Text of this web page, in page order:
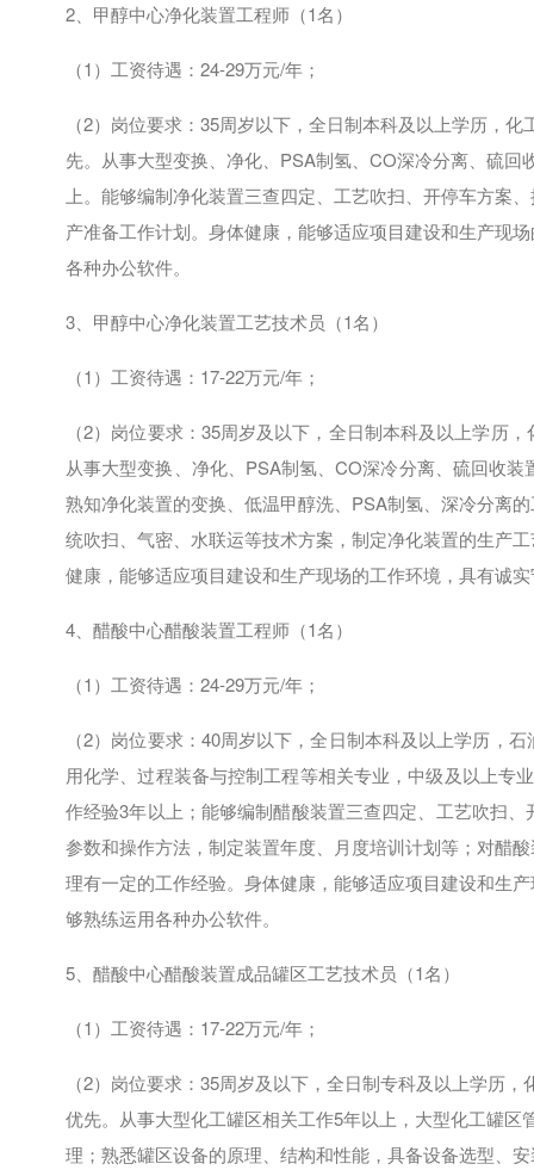
2、甲醇中心净化装置工程师（1名）
（1）工资待遇： 24-29万元/年；
（2）岗位要求： 35周岁以下，全日制本科及以上学历，
先。从事大型变换、净化、 PSA制氢、 CO深冷分离、硫回
上。能够编制净化装置三查四定、工艺吹扫、开停车方案
产准备工作计划。身体健康，能够适应项目建设和生产现
各种办公软件。
3、甲醇中心净化装置工艺技术员（1名）
（1）工资待遇： 17-22万元/年；
（2）岗位要求： 35周岁及以下，全日制本科及以上学历
从事大型变换、净化、 PSA制氢、CO深冷分离、硫回收装
熟知净化装置的变换、低温甲醇洗、 PSA制氢、深冷分离
统吹扫、气密、水联运等技术方案，制定净化装置的生产
健康，能够适应项目建设和生产现场的工作环境，具有诚
4、醋酸中心醋酸装置工程师（1名）
（1）工资待遇： 24-29万元/年；
（2）岗位要求： 40周岁以下，全日制本科及以上学历，
用化学、过程装备与控制工程等相关专业，中级及以上专
作经验3年以上；能够编制醋酸装置三查四定、工艺吹扫
参数和操作方法，制定装置年度、月度培训计划等；对醋
理有一定的工作经验。身体健康，能够适应项目建设和生
够熟练运用各种办公软件。
5、醋酸中心醋酸装置成品罐区工艺技术员（1名）
（1）工资待遇： 17-22万元/年；
（2）岗位要求： 35周岁及以下，全日制专科及以上学历
优先。从事大型化工罐区相关工作5年以上，大型化工罐区
理；熟悉罐区设备的原理、结构和性能，具备设备选型、